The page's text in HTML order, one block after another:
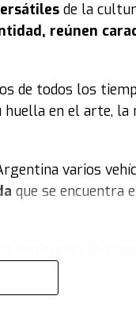
de la
reúnen
de todos los
huella en el arte, la
varios
que se encuentra
y accesorios,
aspecto
prendas y